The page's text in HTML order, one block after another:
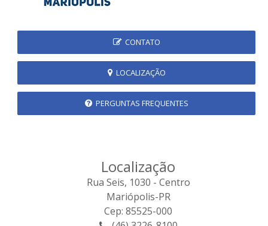
CONTATO
LOCALIZAÇÃO
PERGUNTAS FREQUENTES
Localização
Rua Seis, 1030 - Centro
Mariópolis-PR
Cep: 85525-000